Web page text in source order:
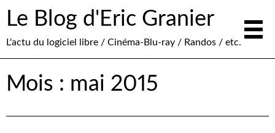
Le Blog d'Eric Granier
L'actu du logiciel libre / Cinéma-Blu-ray / Randos / etc.
Mois : mai 2015